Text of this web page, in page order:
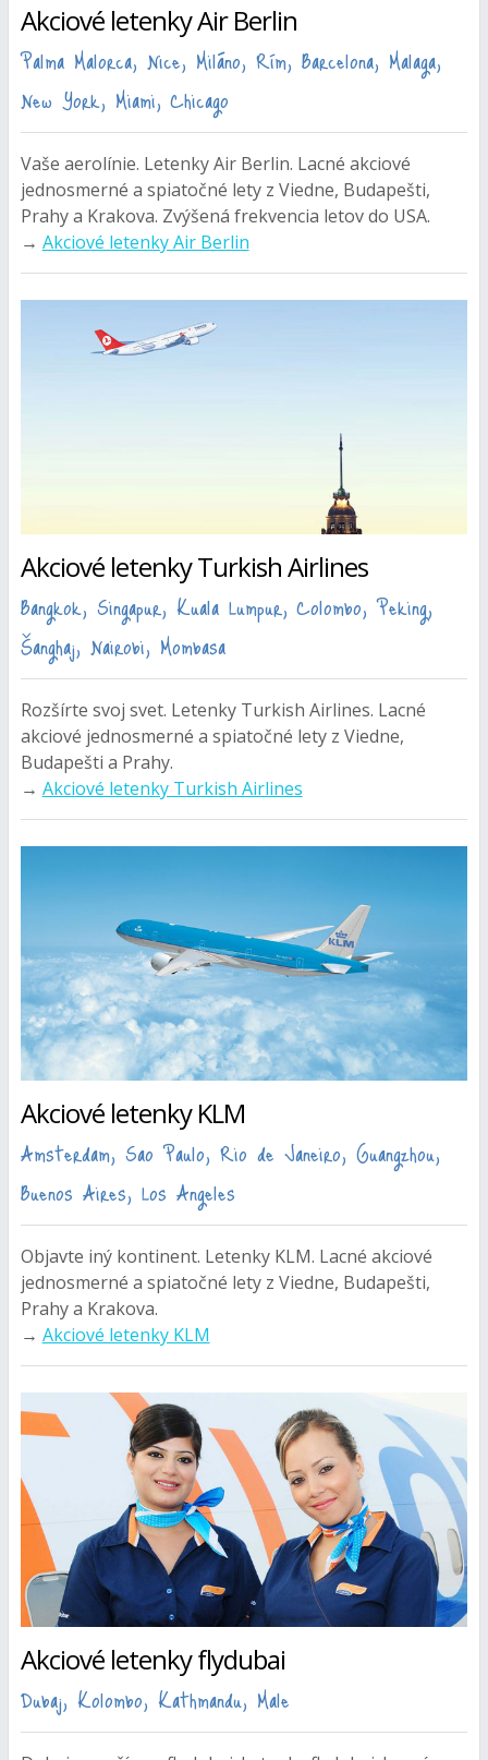
Akciové letenky Air Berlin
Palma Malorca, Nice, Miláno, Rím, Barcelona, Malaga,
New York, Miami, Chicago
Vaše aerolínie. Letenky Air Berlin. Lacné akciové
jednosmerné a spiatočné lety z Viedne, Budapešti,
Prahy a Krakova. Zvýšená frekvencia letov do USA.
→ Akciové letenky Air Berlin
Akciové letenky Turkish Airlines
Bangkok, Singapur, Kuala Lumpur, Colombo, Peking,
Šanghaj, Nairobi, Mombasa
Rozšírte svoj svet. Letenky Turkish Airlines. Lacné
akciové jednosmerné a spiatočné lety z Viedne,
Budapešti a Prahy.
→ Akciové letenky Turkish Airlines
Akciové letenky KLM
Amsterdam, Sao Paulo, Rio de Janeiro, Guangzhou,
Buenos Aires, Los Angeles
Objavte iný kontinent. Letenky KLM. Lacné akciové
jednosmerné a spiatočné lety z Viedne, Budapešti,
Prahy a Krakova.
→ Akciové letenky KLM
Akciové letenky flydubai
Dubaj, Kolombo, Kathmandu, Male